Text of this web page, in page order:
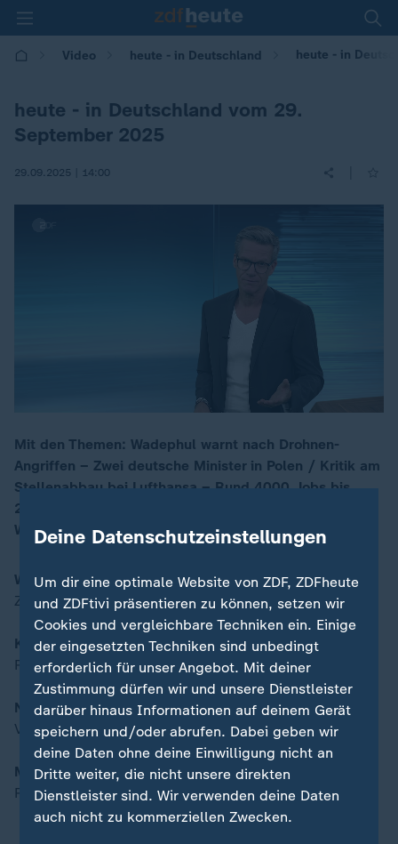
Video heute - in Deutschland heute - in
heute - in Deutschland vom 29.
September 2025
29.09.2025 | 14:00
00:16
Mit den Themen: Wadephul warnt nach Drohnen-
Angriffen – Zwei deutsche Minister in Polen / Kritik am
Stellenabbau bei Lufthansa – Rund 4000 Jobs bis
2030 betroffen / Nach den Stichwahlen in NRW – Viel
Wechsel in den Rathäusern
Wadephul warnt nach Drohnenangriffen
Zwei deutsche Minister in Polen
Kritik am Stellenabbau bei Lufthansa
Rund 4000 Jobs bis 2030 betroffen
Nach den Stichwahlen in NRW
Viel Wechsel in den Rathäusern
Moderation:
Ralph Szepanski
Deine Datenschutzeinstellungen
Um dir eine optimale Website von ZDF, ZDFheute
und ZDFtivi präsentieren zu können, setzen wir
Cookies und vergleichbare Techniken ein. Einige
der eingesetzten Techniken sind unbedingt
erforderlich für unser Angebot. Mit deiner
Zustimmung dürfen wir und unsere Dienstleister
darüber hinaus Informationen auf deinem Gerät
speichern und/oder abrufen. Dabei geben wir
deine Daten ohne deine Einwilligung nicht an
Dritte weiter, die nicht unsere direkten
Dienstleister sind. Wir verwenden deine Daten
auch nicht zu kommerziellen Zwecken.